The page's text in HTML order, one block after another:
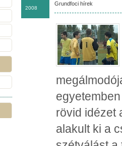
2008
Grundfoci hírek
rövid idézet
alakult ki a